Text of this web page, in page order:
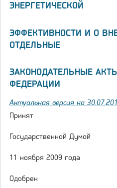
ЭНЕРГЕТИЧЕСКОЙ
ЭФФЕКТИВНОСТИ И О
ОТДЕЛЬНЫЕ
ЗАКОНОДАТЕЛЬНЫЕ
ФЕДЕРАЦИИ
Актуальная версия на
Принят
Государственной Думой
11 ноября 2009 года
Одобрен